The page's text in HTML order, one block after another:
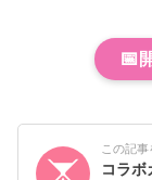
📅
この記事
コラ